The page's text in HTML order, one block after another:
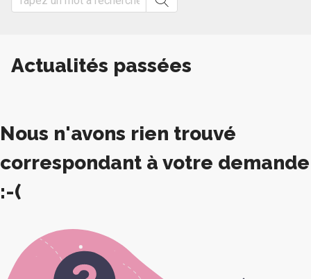
Actualités passées
Nous n'avons rien trouvé
correspondant à votre demande
:-(